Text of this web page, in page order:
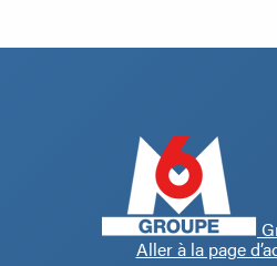
Aller à la page